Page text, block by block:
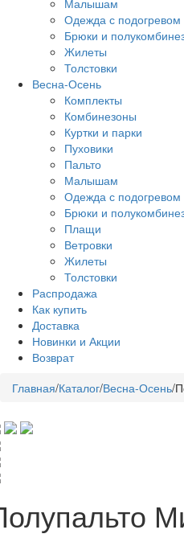
Малышам
Одежда с подогревом
Брюки и
Жилеты
Толстовки
Весна-Осень
Комплекты
Комбинезоны
Куртки и парки
Пуховики
Пальто
Малышам
Одежда с подогревом
Брюки и
Плащи
Ветровки
Жилеты
Толстовки
Распродажа
Как купить
Доставка
Новинки и Акции
Возврат
Главная/Каталог/Весна-Осень/